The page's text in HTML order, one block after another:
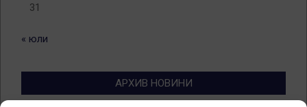
31
« юли
АРХИВ НОВИНИ